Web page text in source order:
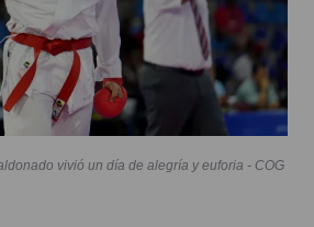
vivió un día de alegría y euforia - COG